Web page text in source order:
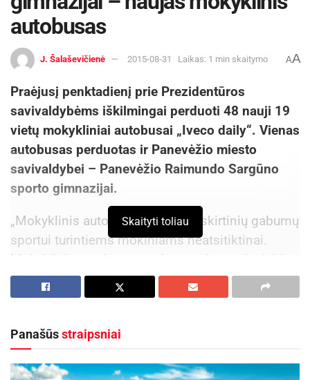
autobusas
J. Šalaševičienė 2015-08-31 Laikas: 1 min skaitymo AA
Praėjusį penktadienį prie Prezidentūros
savivaldybėms iškilmingai perduoti 48 nauji 19
vietų mokykliniai autobusai „Iveco daily“. Vienas
autobusas perduotas ir Panevėžio miesto
savivaldybei – Panevėžio Raimundo Sargūno
sporto gimnazijai.
„Mokyklinis autobusas skirtas išskirtinių gabumų
sportui turintiems mokiniams neatsitiktinai.
Mokyklinis autobusas sudarys sąlygas dar labiau
užtikrinti mokinių saugumą vykstant į treniruotes
į atokiau nuo mokyklos esančias sporto bazes,
gimnazistų didelio sportinio meistriškumo
leis mokiniams pasidžiaugti užklasine veikla,
Skaityti toliau
Panašūsstraipsniai